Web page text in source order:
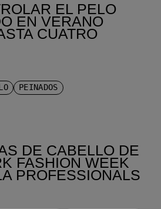
EL PELO
EN VERANO
CUATRO
PEINADOS
DE CABELLO DE
FASHION WEEK
PROFESSIONALS